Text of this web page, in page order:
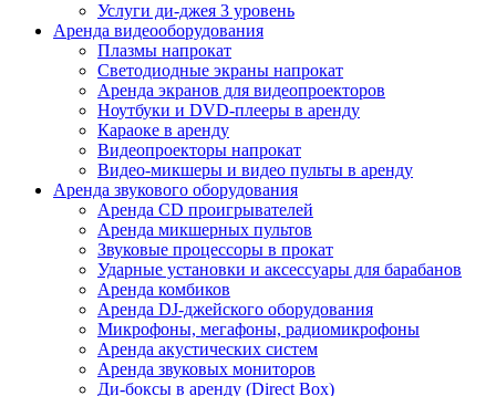
Услуги ди-джея 3 уровень
Аренда видеооборудования
Плазмы напрокат
Светодиодные экраны напрокат
Аренда экранов для видеопроекторов
Ноутбуки и DVD-плееры в аренду
Караоке в аренду
Видеопроекторы напрокат
Видео-микшеры и видео пульты в аренду
Аренда звукового оборудования
Аренда CD проигрывателей
Аренда микшерных пультов
Звуковые процессоры в прокат
Ударные установки и аксессуары для барабанов
Аренда комбиков
Аренда DJ-джейского оборудования
Микрофоны, мегафоны, радиомикрофоны
Аренда акустических систем
Аренда звуковых мониторов
Ди-боксы в аренду (Direct Box)